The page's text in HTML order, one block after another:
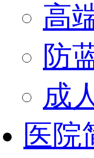
高
防
成
医院